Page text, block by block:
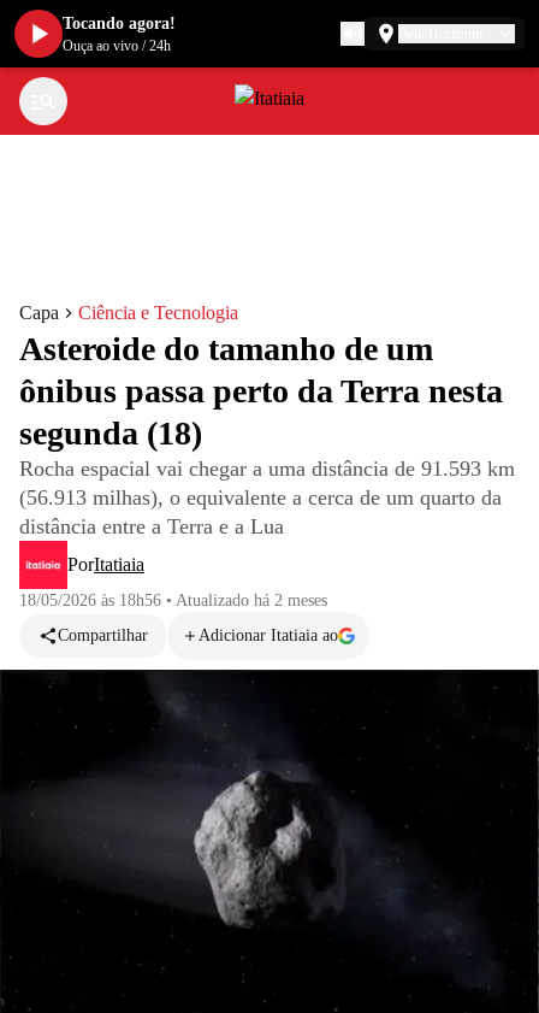
Capa Ciência e Tecnologia
Asteroide do tamanho de um
ônibus passa perto da Terra nesta
segunda (18)
Rocha espacial vai chegar a uma distância de 91.593 km
(56.913 milhas), o equivalente a cerca de um quarto da
distância entre a Terra e a Lua
PorItatiaia
18/05/2026 às 18h56 • Atualizado há 2 meses
Compartilhar
Adicionar Itatiaia ao
Tocando agora!
Ouça ao vivo /24h